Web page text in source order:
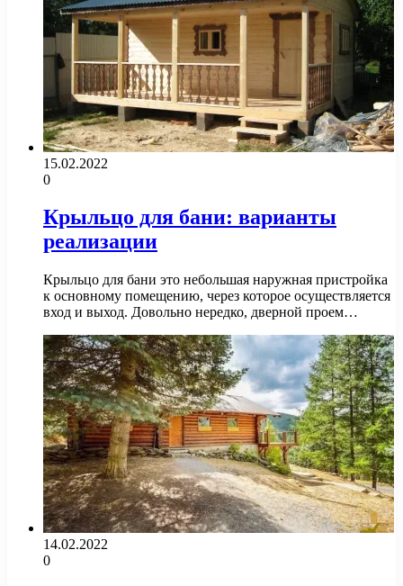
15.02.2022
0
Крыльцо для бани: варианты
реализации
Крыльцо для бани это небольшая наружная пристройка
к основному помещению, через которое осуществляется
вход и выход. Довольно нередко, дверной проем…
14.02.2022
0